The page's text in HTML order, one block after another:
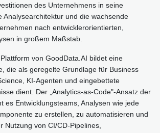
des Unternehmens in seine
Analysearchitektur und die wachsende
nach entwicklerorientierten,
in großem Maßstab.
von GoodData.AI bildet eine
die als geregelte Grundlage für Business
KI-Agenten und eingebettete
dient. Der „Analytics-as-Code"-Ansatz der
es Entwicklungsteams, Analysen wie jede
zu erstellen, zu automatisieren und
Nutzung von CI/CD-Pipelines,